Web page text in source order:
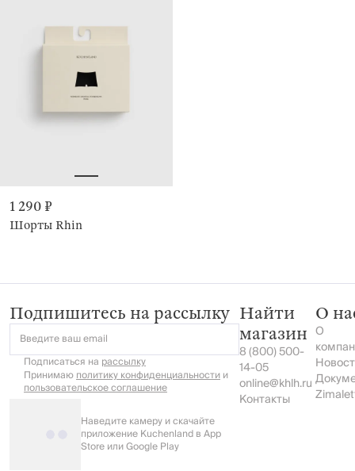
1 290 ₽
Шорты Rhin
Подпишитесь на рассылку
Введите ваш email
Подписаться на рассылку
Принимаюполитику конфиденциальностии
пользовательское соглашение
Наведите камеру и скачайте
приложение Kuchenland в App
Store или Google Play
Найти
магазин
8 (800) 500-
14-05
online@khlh.ru
Контакты
О
О